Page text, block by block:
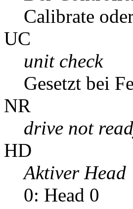
Calibrate
UC
unit check
Gesetzt bei
NR
drive not
HD
Aktiver Head
0: Head 0